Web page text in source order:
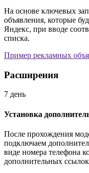
На основе ключевых
объявления, которые
Яндекс, при вводе
списка.
Пример рекламных
Расширения
7 день
Установка
После прохождения
подключаем
виде номера телефона
дополнительных ссылок